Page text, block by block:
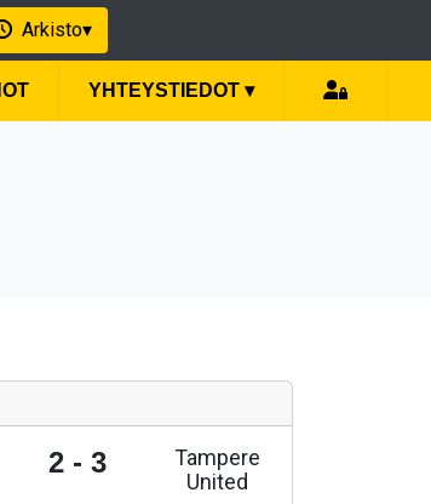
Arkisto▾
YHTEYSTIEDOT ▾
2 - 3
Tampere
United